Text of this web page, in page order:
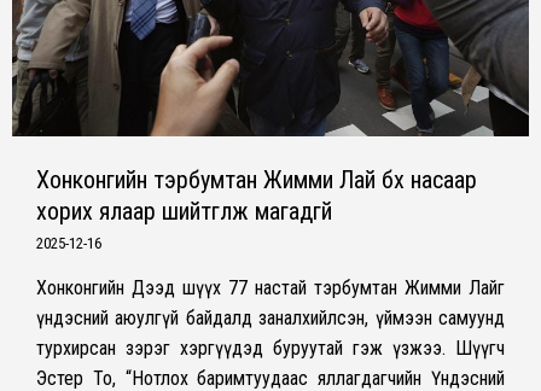
Хонконгийн тэрбумтан Жимми Лай бүх насаар
хорих ялаар шийтгүүлж магадгүй
2025-12-16
Хонконгийн Дээд шүүх 77 настай тэрбумтан Жимми Лайг
үндэсний аюулгүй байдалд заналхийлсэн, үймээн самуунд
турхирсан зэрэг хэргүүдэд буруутай гэж үзжээ. Шүүгч
Эстер То, “Нотлох баримтуудаас яллагдагчийн Үндэсний